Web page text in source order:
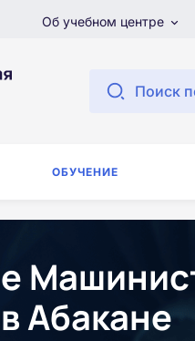
Об учебном центре
Поиск
ОБУЧЕНИЕ
Абакане